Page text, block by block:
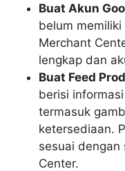
Buat Akun
belum
Merchant
lengkap dan
Buat Feed
berisi
termasuk
ketersediaan.
sesuai dengan
Center.